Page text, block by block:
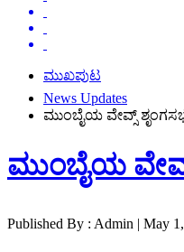
ಮುಖಪುಟ
News Updates
ಮುಂಬೈಯ ವೇವ್ಸ್
ಮುಂಬೈಯ
Published By : Admin | May